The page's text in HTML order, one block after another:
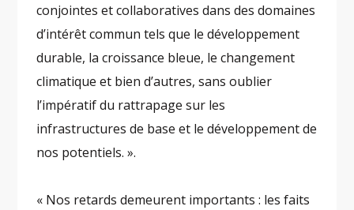
conjointes et collaboratives dans des domaines
d’intérêt commun tels que le développement
durable, la croissance bleue, le changement
climatique et bien d’autres, sans oublier
l’impératif du rattrapage sur les
infrastructures de base et le développement de
nos potentiels. ».
« Nos retards demeurent importants : les faits